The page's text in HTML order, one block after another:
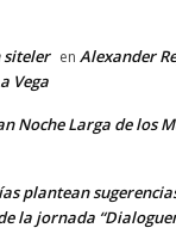
siteler en Alexander
Vega
Noche Larga de los
plantean
la jornada